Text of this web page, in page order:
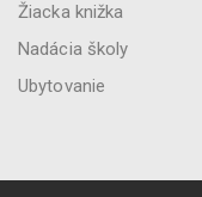
Žiacka knižka
Nadácia školy
Ubytovanie